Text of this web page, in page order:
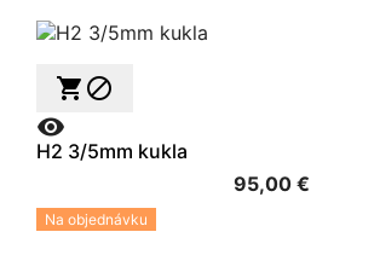
 

H2 3/5mm kukla
95,00 €
Na objednávku